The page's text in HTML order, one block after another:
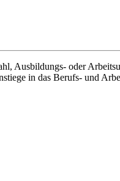
Ausbildungs- oder
in das Berufs- und